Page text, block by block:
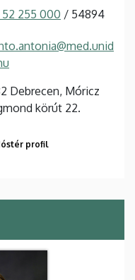
52 255 000 / 54894
Debrecen, Móricz
körút 22.
profil